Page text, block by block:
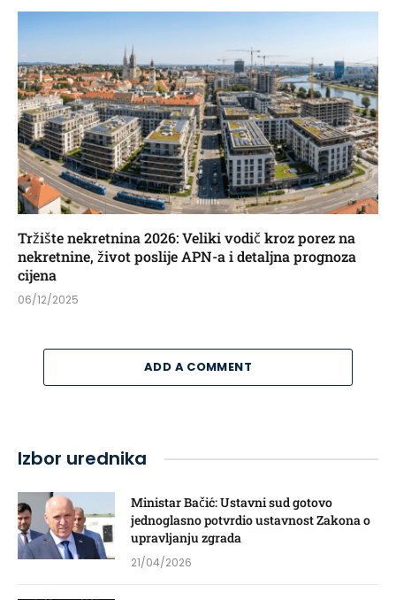
Tržište nekretnina 2026: Veliki vodič kroz porez na
nekretnine, život poslije APN-a i detaljna prognoza
cijena
06/12/2025
ADD A COMMENT
Izbor urednika
Ministar Bačić: Ustavni sud gotovo
jednoglasno potvrdio ustavnost Zakona o
upravljanju zgrada
21/04/2026